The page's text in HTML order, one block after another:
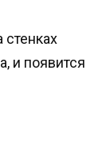
стенках
и появится